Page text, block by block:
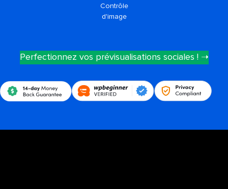
Contrôle
d'image
Perfectionnez vos prévisualisations sociales ! ➝